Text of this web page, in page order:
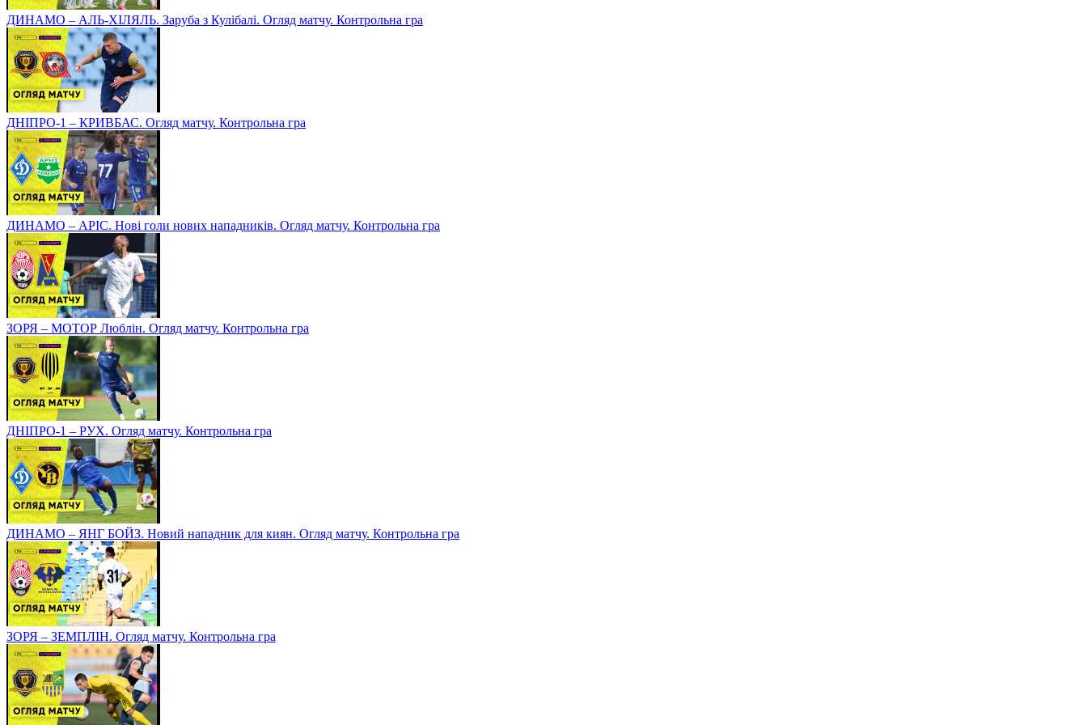
ДИНАМО – АЛЬ-ХІЛЯЛЬ. Заруба з Кулібалі. Огляд матчу. Контрольна гра
ДНІПРО-1 – КРИВБАС. Огляд матчу. Контрольна гра
ДИНАМО – АРІС. Нові голи нових нападників. Огляд матчу. Контрольна гра
ЗОРЯ – МОТОР Люблін. Огляд матчу. Контрольна гра
ДНІПРО-1 – РУХ. Огляд матчу. Контрольна гра
ДИНАМО – ЯНГ БОЙЗ. Новий нападник для киян. Огляд матчу. Контрольна гра
ЗОРЯ – ЗЕМПЛІН. Огляд матчу. Контрольна гра